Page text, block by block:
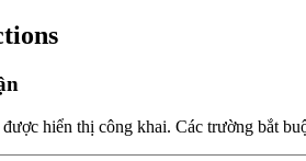
hiển thị công khai. Các trường bắt